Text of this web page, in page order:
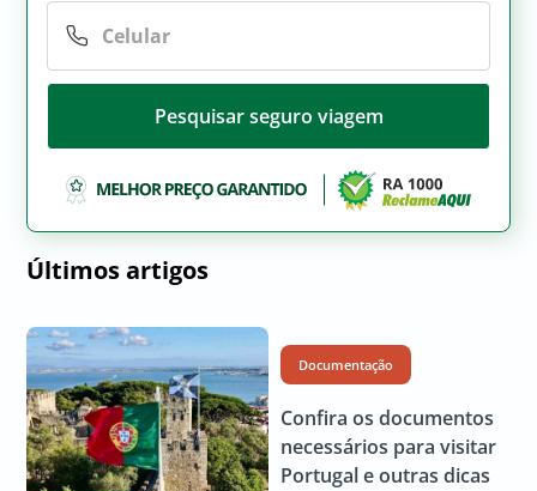
Pesquisar seguro viagem
Últimos artigos
Documentação
Confira os documentos
necessários para visitar
Portugal e outras dicas